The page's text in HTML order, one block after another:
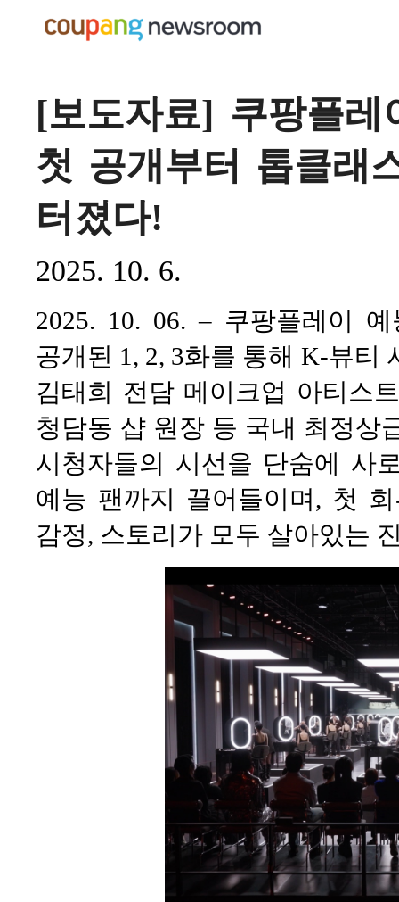
[보도자료] 쿠팡플레
첫 공개부터 톱클래
터졌다!
2025. 10. 6.
2025. 10. 06. – 쿠팡플레이
공개된 1, 2, 3화를 통해 K-뷰티
김태희 전담 메이크업 아티스
청담동 샵 원장 등 국내 최정상
시청자들의 시선을 단숨에 사
예능 팬까지 끌어들이며, 첫
감정, 스토리가 모두 살아있는